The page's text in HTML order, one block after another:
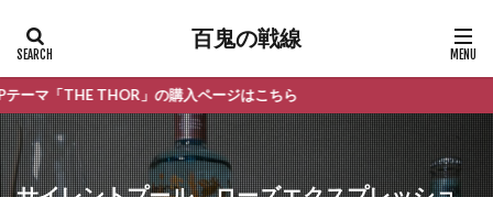
百鬼の戦線
THOR」の購入ページはこちら